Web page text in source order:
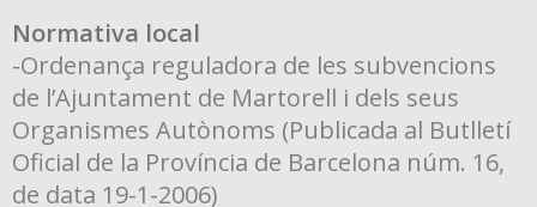
Normativa local
-Ordenança reguladora de les subvencions
de l’Ajuntament de Martorell i dels seus
Organismes Autònoms (Publicada al Butlletí
Oficial de la Província de Barcelona núm. 16,
de data 19-1-2006)